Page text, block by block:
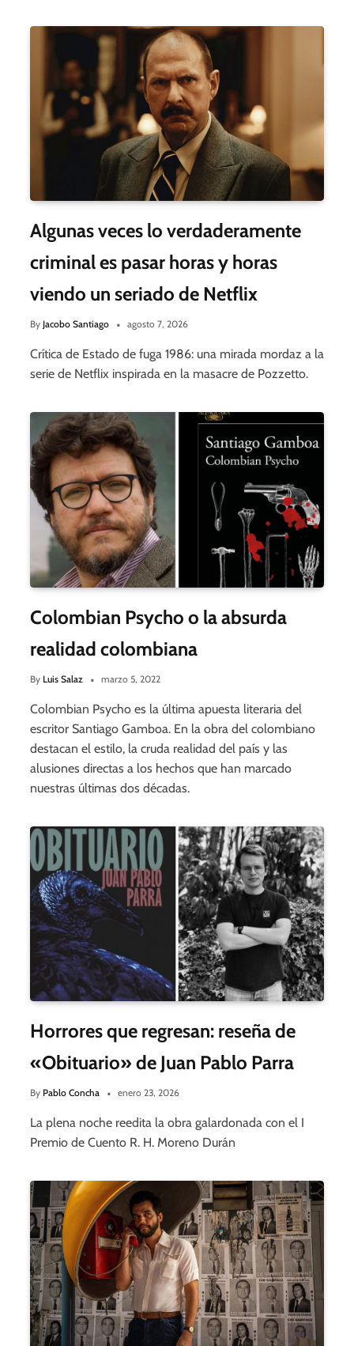
Algunas veces lo verdaderamente
criminal es pasar horas y horas
viendo un seriado de Netflix
By Jacobo Santiago agosto 7, 2026
Crítica de Estado de fuga 1986: una mirada mordaz a la
serie de Netflix inspirada en la masacre de Pozzetto.
Colombian Psycho o la absurda
realidad colombiana
By Luis Salaz marzo 5, 2022
Colombian Psycho es la última apuesta literaria del
escritor Santiago Gamboa. En la obra del colombiano
destacan el estilo, la cruda realidad del país y las
alusiones directas a los hechos que han marcado
nuestras últimas dos décadas.
Horrores que regresan: reseña de
«Obituario» de Juan Pablo Parra
By Pablo Concha enero 23, 2026
La plena noche reedita la obra galardonada con el I
Premio de Cuento R. H. Moreno Durán